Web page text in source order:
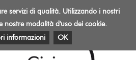
Toggle
PATRIMONIO E RISORSE
servizi di qualità. Utilizzando i nostri
nostre modalità d'uso dei cookie.
informazioni
OK